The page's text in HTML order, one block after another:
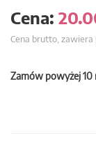
Cena:
Cena brutto, zawiera
Zamów powyżej